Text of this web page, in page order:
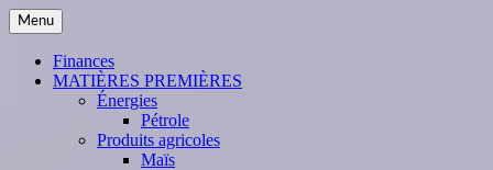
Skip
to
content
Menu
Finances
MATIÈRES PREMIÈRES
Énergies
Pétrole
Produits agricoles
Maïs